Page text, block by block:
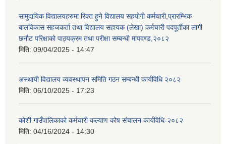
सामुदायिक विद्यालयहरुमा रिक्त हुने विद्यालय सहयोगी कर्मचारी,प्रारम्भिक
बालविकास सहजकर्ता तथा विद्यालय सहायक (लेखा) कर्मचारी पदपूर्तीका लागी
छनौट परिक्षाको पाठ्यक्रम तथा परीक्षा सम्बन्धी मापदण्ड,२०८२
मिति: 09/04/2025 - 14:47
अस्थायी विद्यालय व्यवस्थापन समिति गठन सम्बन्धी कार्यविधि २०८२
मिति: 06/10/2025 - 17:23
कोशी गाउँपालिकाको कर्मचारी कल्याण कोष संचालन कार्यविधि-२०८२
मिति: 04/16/2024 - 14:30